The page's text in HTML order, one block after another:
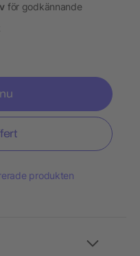
för godkännande
produkten